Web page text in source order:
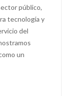
público,
tecnología y
del
un